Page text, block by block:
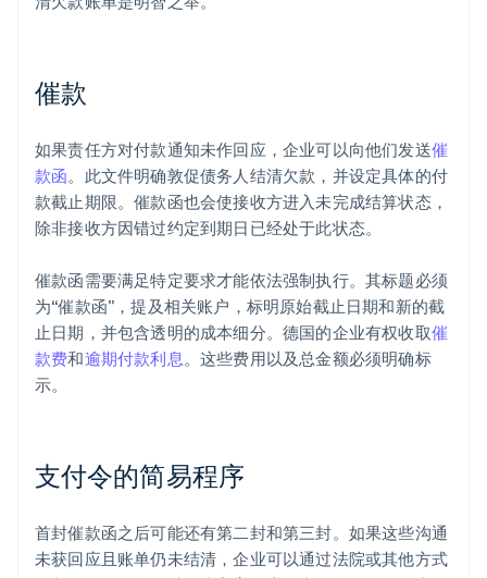
催款
如果责任方对付款通知未作回应，企业可以向他们发送催
款函。此文件明确敦促债务人结清欠款，并设定具体的付
款截止期限。催款函也会使接收方进入未完成结算状态，
除非接收方因错过约定到期日已经处于此状态。
催款函需要满足特定要求才能依法强制执行。其标题必须
为“催款函”，提及相关账户，标明原始截止日期和新的截
止日期，并包含透明的成本细分。德国的企业有权收取催
款费和逾期付款利息。这些费用以及总金额必须明确标
示。
支付令的简易程序
首封催款函之后可能还有第二封和第三封。如果这些沟通
未获回应且账单仍未结清，企业可以通过法院或其他方式